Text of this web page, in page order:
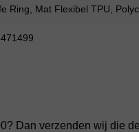
Ring, Mat Flexibel TPU,
Dan verzenden wij die